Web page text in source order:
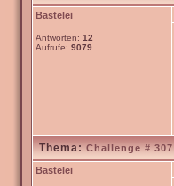
Bastelei
Antworten: 12
Aufrufe: 9079
Thema:Challenge # 307
Bastelei